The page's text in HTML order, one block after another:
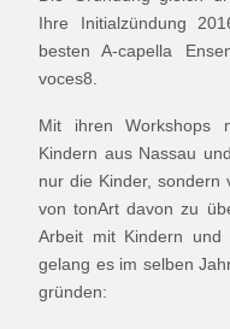
Ihre Initialzündung
besten A-capella
voces8.
Mit ihren Workshops
Kindern aus Nassau
nur die Kinder, sondern
von tonArt davon zu
Arbeit mit Kindern und
gelang es im selben
gründen: